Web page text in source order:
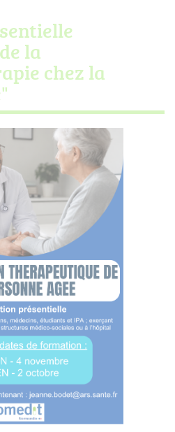
la
chez la